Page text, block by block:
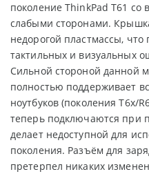
поколение ThinkPad T61 со
слабыми сторонами.
недорогой пластмассы, что
тактильных и визуальных
Сильной стороной данной
полностью поддерживает
ноутбуков (поколения T6x/
теперь подключаются при
делает недоступной для
поколения. Разъём для
претерпел никаких